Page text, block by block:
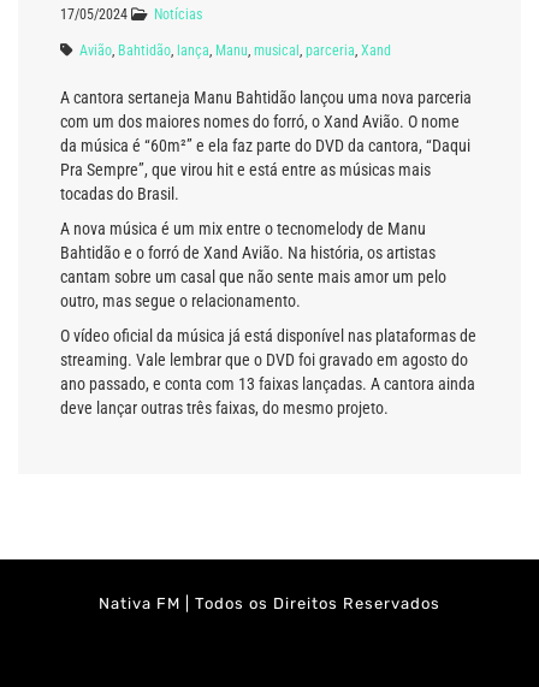
17/05/2024 Notícias
Avião Bahtidão lança Manu musical parceria Xand
A cantora sertaneja Manu Bahtidão lançou uma nova parceria
com um dos maiores nomes do forró, o Xand Avião. O nome
da música é “60m²” e ela faz parte do DVD da cantora, “Daqui
Pra Sempre”, que virou hit e está entre as músicas mais
tocadas do Brasil.
A nova música é um mix entre o tecnomelody de Manu
Bahtidão e o forró de Xand Avião. Na história, os artistas
cantam sobre um casal que não sente mais amor um pelo
outro, mas segue o relacionamento.
O vídeo oficial da música já está disponível nas plataformas de
streaming. Vale lembrar que o DVD foi gravado em agosto do
ano passado, e conta com 13 faixas lançadas. A cantora ainda
deve lançar outras três faixas, do mesmo projeto.
Nativa FM | Todos os Direitos Reservados